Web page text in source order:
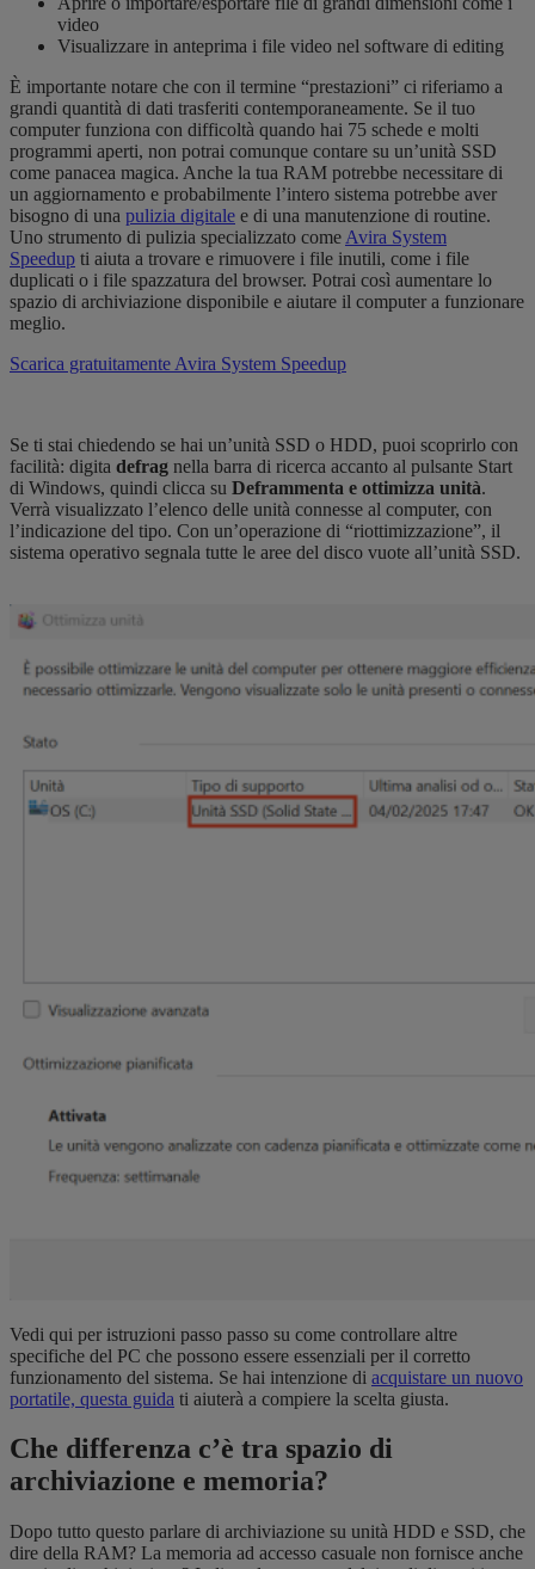
video
Visualizzare in anteprima i file video nel software di editing
È importante notare che con il termine “prestazioni” ci riferiamo a
grandi quantità di dati trasferiti contemporaneamente. Se il tuo
computer funziona con difficoltà quando hai 75 schede e molti
programmi aperti, non potrai comunque contare su un’unità SSD
come panacea magica. Anche la tua RAM potrebbe necessitare di
un aggiornamento e probabilmente l’intero sistema potrebbe aver
bisogno di una pulizia digitale e di una manutenzione di routine.
Uno strumento di pulizia specializzato come Avira System
Speedup ti aiuta a trovare e rimuovere i file inutili, come i file
duplicati o i file spazzatura del browser. Potrai così aumentare lo
spazio di archiviazione disponibile e aiutare il computer a funzionare
meglio.
Scarica gratuitamente Avira System Speedup
Se ti stai chiedendo se hai un’unità SSD o HDD, puoi scoprirlo con
facilità: digita defrag nella barra di ricerca accanto al pulsante Start
di Windows, quindi clicca su Deframmenta e ottimizza unità.
Verrà visualizzato l’elenco delle unità connesse al computer, con
l’indicazione del tipo. Con un’operazione di “riottimizzazione”, il
sistema operativo segnala tutte le aree del disco vuote all’unità SSD.
Vedi qui per istruzioni passo passo su come controllare altre
specifiche del PC che possono essere essenziali per il corretto
funzionamento del sistema. Se hai intenzione di acquistare un nuovo
portatile, questa guida ti aiuterà a compiere la scelta giusta.
Che differenza c’è tra spazio di
archiviazione e memoria?
Dopo tutto questo parlare di archiviazione su unità HDD e SSD, che
dire della RAM? La memoria ad accesso casuale non fornisce anche